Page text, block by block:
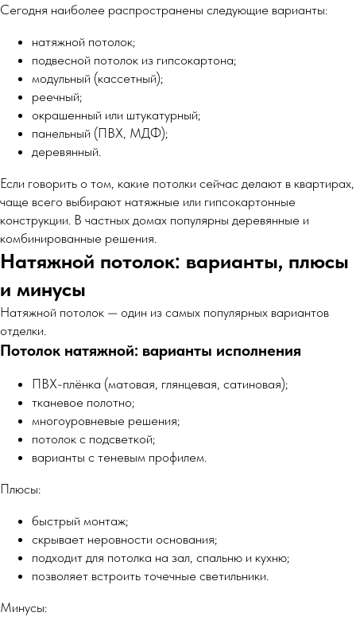
Сегодня наиболее распространены следующие варианты:
натяжной потолок;
подвесной потолок из гипсокартона;
модульный (кассетный);
реечный;
окрашенный или штукатурный;
панельный (ПВХ, МДФ);
деревянный.
Если говорить о том, какие потолки сейчас делают в квартирах,
чаще всего выбирают натяжные или гипсокартонные
конструкции. В частных домах популярны деревянные и
комбинированные решения.
Натяжной потолок: варианты, плюсы
и минусы
Натяжной потолок — один из самых популярных вариантов
отделки.
Потолок натяжной: варианты исполнения
ПВХ-плёнка (матовая, глянцевая, сатиновая);
тканевое полотно;
многоуровневые решения;
потолок с подсветкой;
варианты с теневым профилем.
Плюсы:
быстрый монтаж;
скрывает неровности основания;
подходит для потолка на зал, спальню и кухню;
позволяет встроить точечные светильники.
Минусы: